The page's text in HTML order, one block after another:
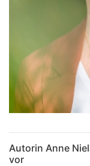
Autorin Anne
vor